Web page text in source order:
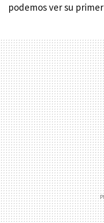
podemos ver su primer